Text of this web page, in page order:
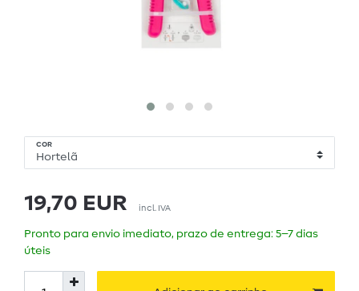
COR
19,70 EUR incl. IVA
Pronto para envio imediato, prazo de entrega: 5–7 dias
úteis